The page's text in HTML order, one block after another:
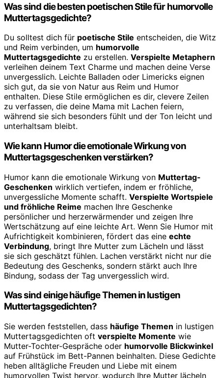
Was sind die besten poetischen Stile für humorvolle
Muttertagsgedichte?
Du solltest dich für poetische Stile entscheiden, die Witz
und Reim verbinden, um humorvolle
Muttertagsgedichte zu erstellen. Verspielte Metaphern
verleihen deinem Text Charme und machen deine Verse
unvergesslich. Leichte Balladen oder Limericks eignen
sich gut, da sie von Natur aus Reim und Humor
enthalten. Diese Stile ermöglichen es dir, clevere Zeilen
zu verfassen, die deine Mama mit Lachen feiern,
während sie sich besonders fühlt und der Ton leicht und
unterhaltsam bleibt.
Wie kann Humor die emotionale Wirkung von
Muttertagsgeschenken verstärken?
Humor kann die emotionale Wirkung von Muttertag-
Geschenken wirklich vertiefen, indem er fröhliche,
unvergessliche Momente schafft. Verspielte Wortspiele
und fröhliche Reime machen Ihre Geschenke
persönlicher und herzerwärmender und zeigen Ihre
Wertschätzung auf eine leichte Art. Wenn Sie Humor mit
Aufrichtigkeit kombinieren, fördert das eine echte
Verbindung, bringt Ihre Mutter zum Lächeln und lässt
sie sich geschätzt fühlen. Lachen verstärkt nicht nur die
Bedeutung des Geschenks, sondern stärkt auch Ihre
Bindung, sodass der Tag unvergesslich wird.
Was sind einige häufige Themen in lustigen
Muttertagsgedichten?
Sie werden feststellen, dass häufige Themen in lustigen
Muttertagsgedichten oft verspielte Momente wie
Mutter-Tochter-Gespräche oder humorvolle Blickwinkel
auf Frühstück im Bett-Pannen beinhalten. Diese Gedichte
heben alltägliche Freuden und Liebe mit einem
humorvollen Twist hervor, wodurch Ihre Mutter lächeln